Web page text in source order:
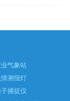
气象站
情测报灯
捕捉仪